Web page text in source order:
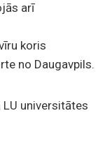
arī
koris
no Daugavpils.
universitātes